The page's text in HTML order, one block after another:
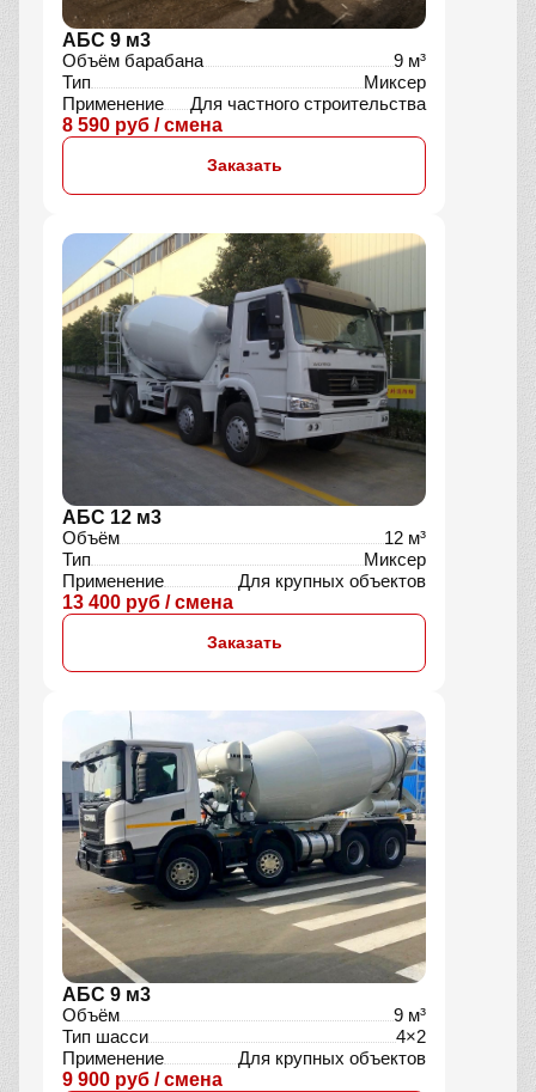
АБС 9 м3
Объём барабана
9 м³
Тип
Миксер
Применение
Для частного строительства
8 590 руб / смена
Заказать
АБС 12 м3
Объём
12 м³
Тип
Миксер
Применение
Для крупных объектов
13 400 руб / смена
Заказать
АБС 9 м3
Объём
9 м³
Тип шасси
4×2
Применение
Для крупных объектов
9 900 руб / смена